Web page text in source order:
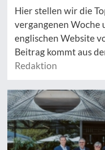
Hier stellen wir die
vergangenen Woche
englischen Website
Beitrag kommt aus
Redaktion